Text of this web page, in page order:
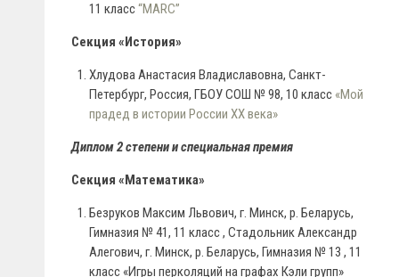
11 класс“MARC”
Секция «История»
Хлудова Анастасия Владиславовна, Санкт-
Петербург, Россия, ГБОУ СОШ № 98, 10 класс «Мой
прадед в истории России XX века»
Диплом 2 степени и специальная премия
Секция «Математика»
Безруков Максим Львович, г. Минск, р. Беларусь,
Гимназия № 41, 11 класс , Стадольник Александр
Алегович, г. Минск, р. Беларусь, Гимназия № 13 , 11
класс «Игры перколяций на графах Кэли групп»